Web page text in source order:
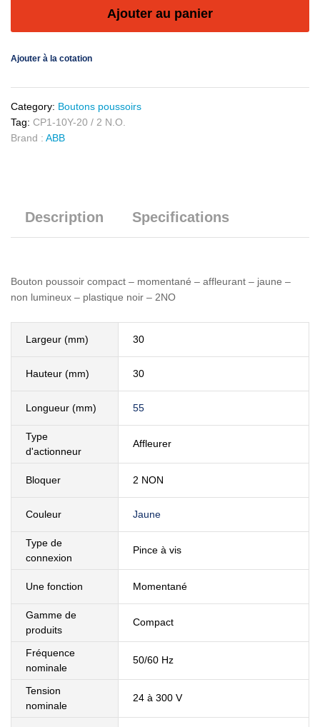
Ajouter au panier
Ajouter à la cotation
Category: Boutons poussoirs
Tag: CP1-10Y-20 / 2 N.O.
Brand : ABB
Description Specifications
Bouton poussoir compact – momentané – affleurant – jaune –
non lumineux – plastique noir – 2NO
Largeur (mm) 30
Hauteur (mm) 30
Longueur (mm) 55
Type
d'actionneur
Affleurer
Bloquer 2 NON
Couleur Jaune
Type de
connexion
Pince à vis
Une fonction Momentané
Gamme de
produits
Compact
Fréquence
nominale
50/60 Hz
Tension
nominale
24 à 300 V